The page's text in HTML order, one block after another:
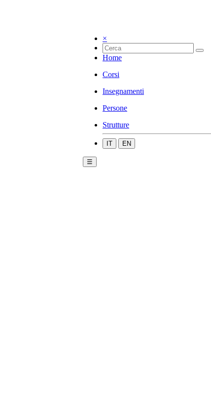
×
Home
Corsi
Insegnamenti
Persone
Strutture
IT EN
☰